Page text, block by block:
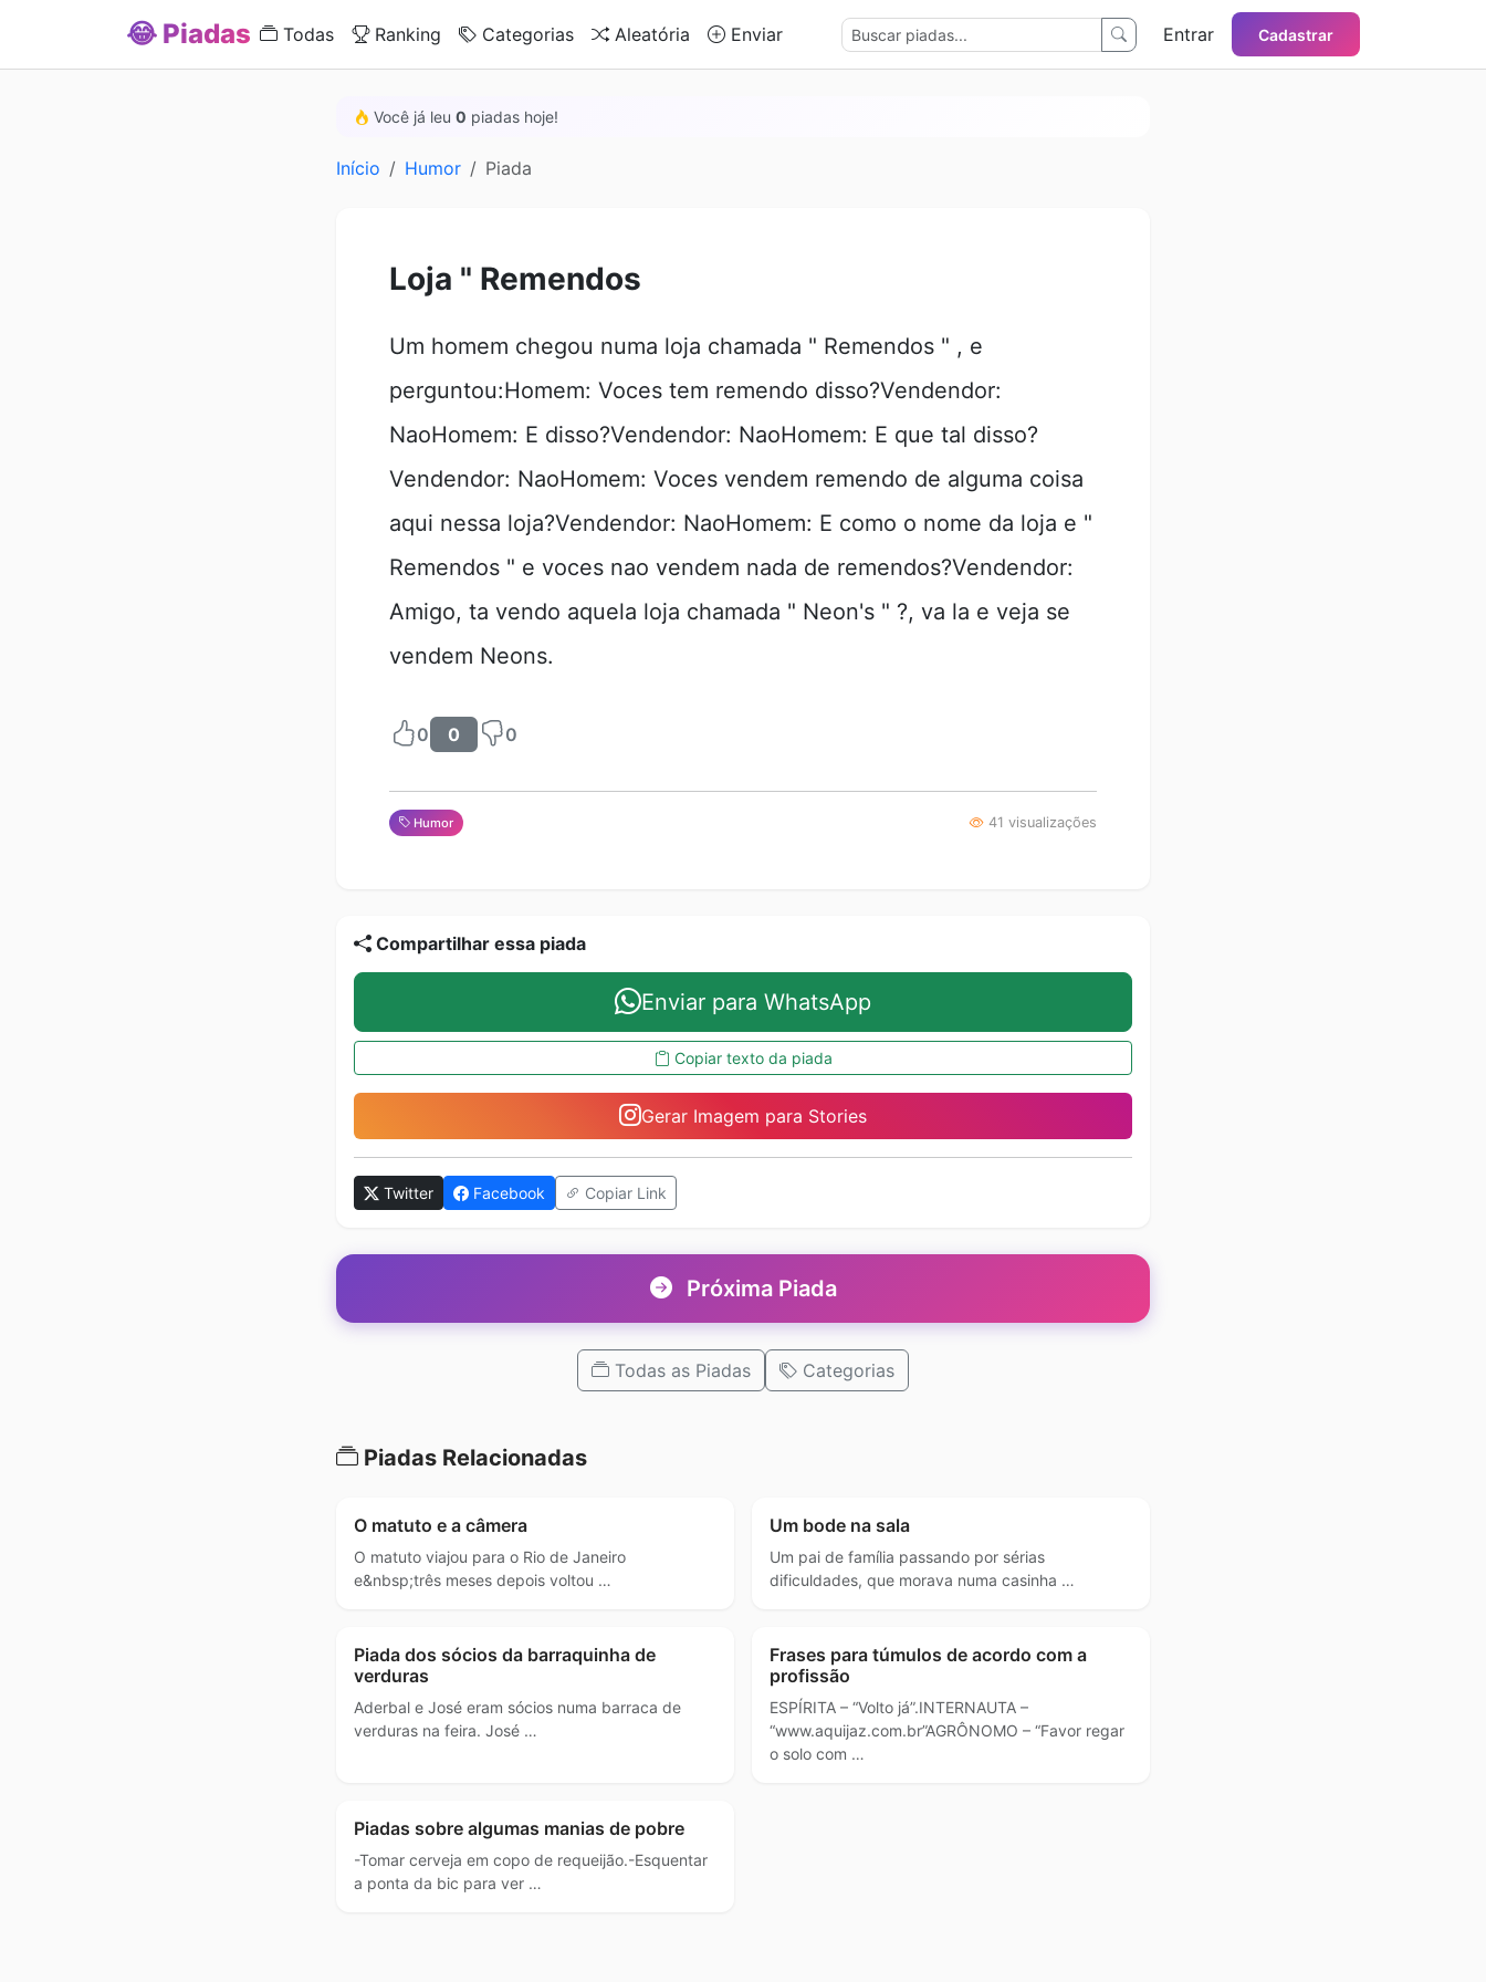
😂 Piadas Todas Ranking Categorias Aleatória Enviar Entrar Cadastrar
Você já leu 0 piadas hoje!
Início Humor Piada
Loja " Remendos
Um homem chegou numa loja chamada " Remendos " , e
perguntou:Homem: Voces tem remendo disso?Vendendor:
NaoHomem: E disso?Vendendor: NaoHomem: E que tal disso?
Vendendor: NaoHomem: Voces vendem remendo de alguma coisa
aqui nessa loja?Vendendor: NaoHomem: E como o nome da loja e "
Remendos " e voces nao vendem nada de remendos?Vendendor:
Amigo, ta vendo aquela loja chamada " Neon's " ?, va la e veja se
vendem Neons.
0 0 0
Humor 41 visualizações
Compartilhar essa piada
Enviar para WhatsApp
Copiar texto da piada
Gerar Imagem para Stories
Twitter Facebook Copiar Link
Próxima Piada
Todas as Piadas Categorias
Piadas Relacionadas
O matuto e a câmera
O matuto viajou para o Rio de Janeiro
e&nbsp;três meses depois voltou …
Um bode na sala
Um pai de família passando por sérias
dificuldades, que morava numa casinha …
Piada dos sócios da barraquinha de
verduras
Aderbal e José eram sócios numa barraca de
verduras na feira. José …
Frases para túmulos de acordo com a
profissão
ESPÍRITA – “Volto já”.INTERNAUTA –
“www.aquijaz.com.br”AGRÔNOMO – “Favor regar
o solo com …
Piadas sobre algumas manias de pobre
-Tomar cerveja em copo de requeijão.-Esquentar
a ponta da bic para ver …